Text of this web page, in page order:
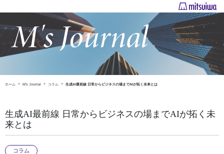
ホーム M's Journal コラム 生成AI最前線 日常からビジネスの場までAIが拓く未来とは
生成AI最前線 日常からビジネスの場までAIが拓く未
来とは
コラム